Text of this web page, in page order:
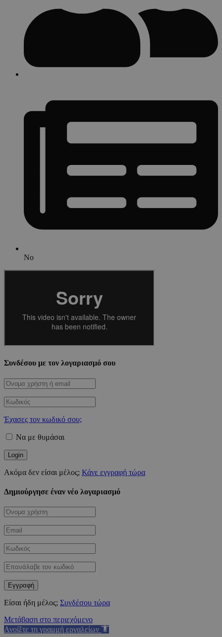
No
Συνδέσου με τον λογαριασμό σου
Έχασες τον κωδικό σου;
Να με θυμάσαι
Ακόμα δεν είσαι μέλος; Κάνε εγγραφή τώρα
Δημιούργησε έναν νέο λογαριασμό
Είσαι ήδη μέλος; Συνδέσου τώρα
Μετάβαση στο περιεχόμενο
Ανοίξτε τη γραμμή εργαλείων